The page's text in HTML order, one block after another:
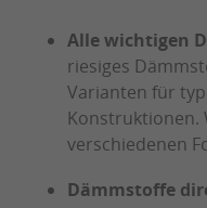
Alle wichtigen
riesiges
Varianten für
Konstruktionen.
verschiedenen
Dämmstoffe